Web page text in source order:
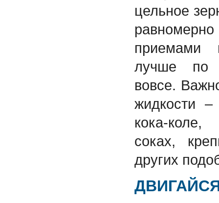
цельное
приемами
лучше по
вовсе.
жидкости
кока-
соках,
других